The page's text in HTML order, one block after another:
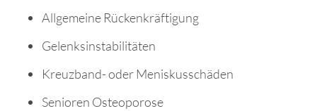
Allgemeine Rückenkräftigung
Gelenksinstabilitäten
Kreuzband- oder Meniskusschäden
Senioren Osteoporose